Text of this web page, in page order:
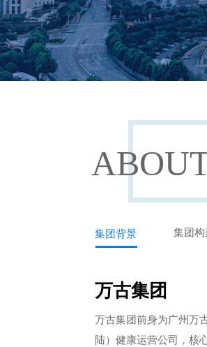
万古集团
万古集团前身为广州万
陆）健康运营公司，核
集团背景 集团构